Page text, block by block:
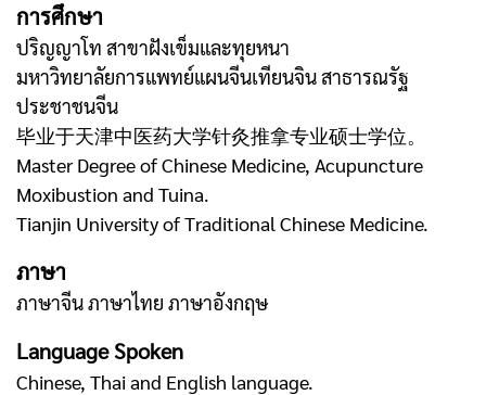
การศึกษา
ปริญญาโท สาขาฝังเข็มและทุยหนา
มหาวิทยาลัยการแพทย์แผนจีนเทียนจิน สาธารณรัฐ
ประชาชนจีน
毕业于天津中医药大学针灸推拿专业硕士学位。
Master Degree of Chinese Medicine, Acupuncture
Moxibustion and Tuina.
Tianjin University of Traditional Chinese Medicine.
ภาษา
ภาษาจีน ภาษาไทย ภาษาอังกฤษ
Language Spoken
Chinese, Thai and English language.